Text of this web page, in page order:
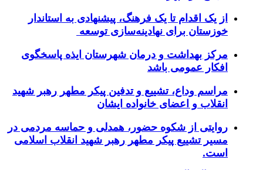
یک اقدام تا یک فرهنگ، پیشنهادی به استاندار
برای نهادینه‌سازی توسعه
بهداشت و درمان شهرستان ایذه پاسخگوی
عمومی باشد
وداع، تشییع و تدفین پیکر مطهر رهبر شهید
و اعضای خانواده ایشان
از شکوه حضور، همدلی و حماسه مردمی در
تشییع پیکر مطهر رهبر شهید انقلاب اسلامی